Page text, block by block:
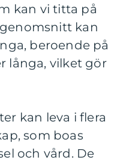
kan vi titta på
kan
beroende på
långa, vilket gör
kan leva i flera
som boas
och vård. De